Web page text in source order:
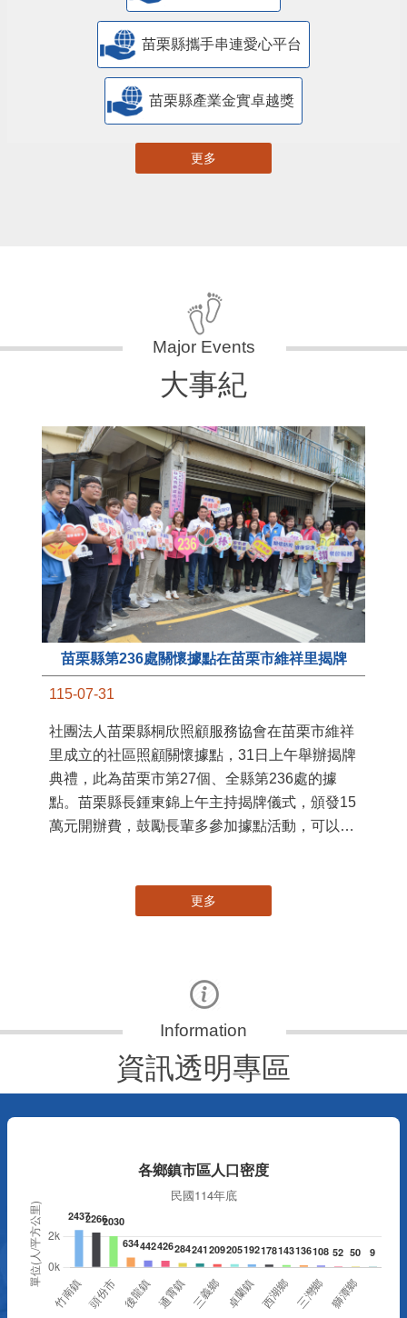
苗栗縣攜手串連愛心平台
苗栗縣產業金實卓越獎
更多
大事紀
苗栗縣第236處關懷據點在苗栗市維祥里揭牌
115-07-31
社團法人苗栗縣桐欣照顧服務協會在苗栗市維祥
里成立的社區照顧關懷據點，31日上午舉辦揭牌
典禮，此為苗栗市第27個、全縣第236處的據
點。苗栗縣長鍾東錦上午主持揭牌儀式，頒發15
萬元開辦費，鼓勵長輩多參加據點活動，可以更
更多
資訊透明專區